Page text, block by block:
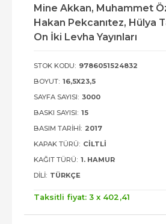
Mine Akkan, Muhammet
Hakan Pekcanıtez, Hülya
On İki Levha Yayınları
STOK KODU: 9786051524832
BOYUT: 16,5X23,5
SAYFA SAYISI: 3000
BASKI SAYISI: 15
BASIM TARIHI: 2017
KAPAK TÜRÜ: CILTLI
KAĞIT TÜRÜ: 1. HAMUR
DILI: TÜRKÇE
Taksitli fiyat: 3 x 402 ,41